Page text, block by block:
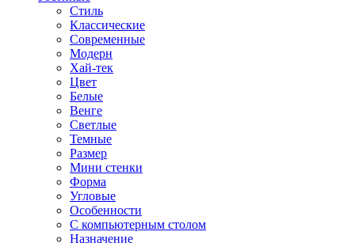
Стиль
Классические
Современные
Модерн
Хай-тек
Цвет
Белые
Венге
Светлые
Темные
Размер
Мини стенки
Форма
Угловые
Особенности
С компьютерным столом
Назначение